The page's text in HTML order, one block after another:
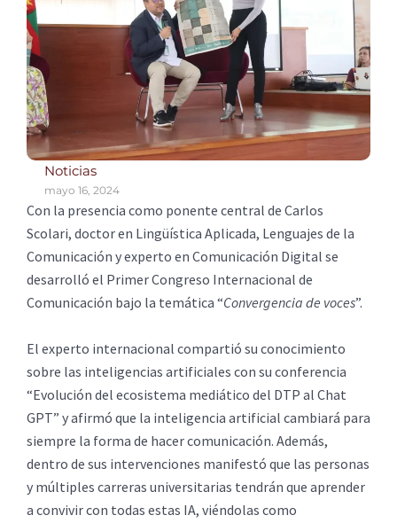
Noticias
mayo 16, 2024
Con la presencia como ponente central de Carlos
Scolari, doctor en Lingüística Aplicada, Lenguajes de la
Comunicación y experto en Comunicación Digital se
desarrolló el Primer Congreso Internacional de
Comunicación bajo la temática “Convergencia de voces”.
El experto internacional compartió su conocimiento
sobre las inteligencias artificiales con su conferencia
“Evolución del ecosistema mediático del DTP al Chat
GPT” y afirmó que la inteligencia artificial cambiará para
siempre la forma de hacer comunicación. Además,
dentro de sus intervenciones manifestó que las personas
y múltiples carreras universitarias tendrán que aprender
a convivir con todas estas IA, viéndolas como